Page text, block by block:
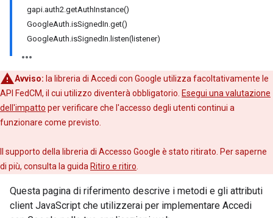
gapi.auth2.getAuthInstance()
GoogleAuth.isSignedIn.get()
GoogleAuth.isSignedIn.listen(listener)
Avviso: la libreria di Accedi con Google utilizza facoltativamente le
API FedCM, il cui utilizzo diventerà obbligatorio. Esegui una valutazione
dell'impatto per verificare che l'accesso degli utenti continui a
funzionare come previsto.
Il supporto della libreria di Accesso Google è stato ritirato. Per saperne
di più, consulta la guida Ritiro e ritiro
Questa pagina di riferimento descrive i metodi e gli attributi
client JavaScript che utilizzerai per implementare Accedi